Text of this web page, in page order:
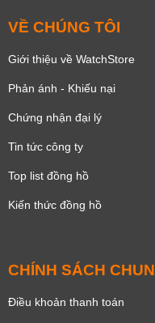
VỀ CHÚNG TÔI
Giới thiệu về WatchStore
Phản ánh - Khiếu nại
Chứng nhận đại lý
Tin tức công ty
Top list đồng hồ
Kiến thức đồng hồ
CHÍNH SÁCH
Điều khoản thanh toán